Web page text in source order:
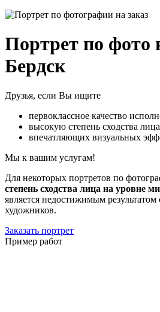
Портрет по фото
Бердск
Друзья, если Вы ищите
первоклассное качество
высокую степень сходства лица
впечатляющих визуальных
Мы к вашим услугам!
Для некоторых портретов по
степень сходства лица на уровне
является недостижимым
художников.
Заказать портрет
Пример работ